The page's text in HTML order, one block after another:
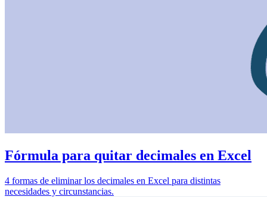
Fórmula para quitar decimales en Excel
4 formas de eliminar los decimales en Excel para distintas
necesidades y circunstancias.